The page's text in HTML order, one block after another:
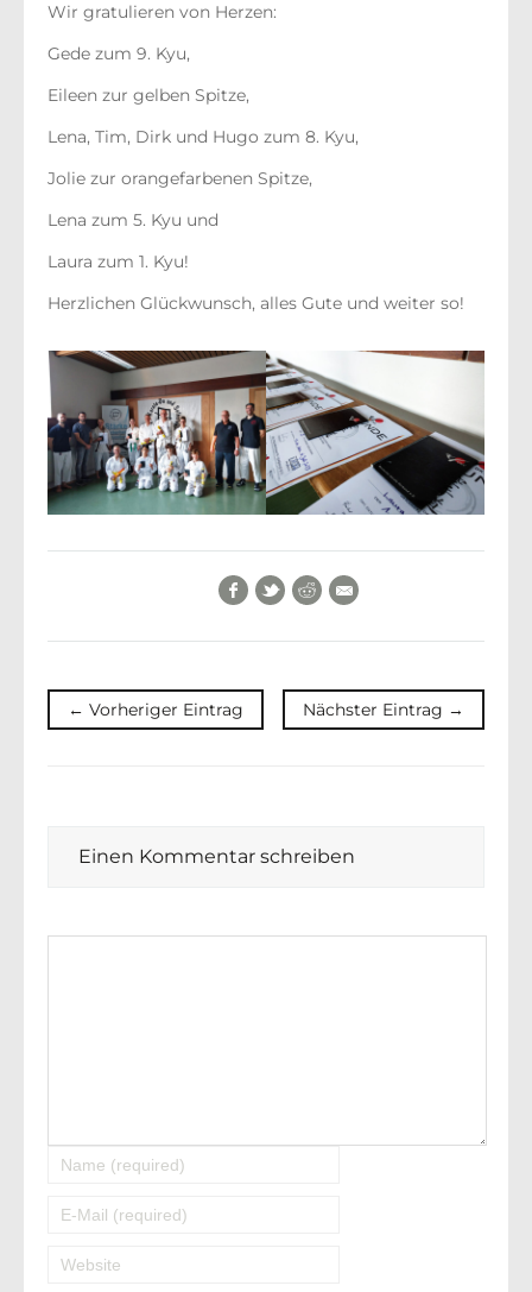
Wir gratulieren von Herzen:
Gede zum 9. Kyu,
Eileen zur gelben Spitze,
Lena, Tim, Dirk und Hugo zum 8. Kyu,
Jolie zur orangefarbenen Spitze,
Lena zum 5. Kyu und
Laura zum 1. Kyu!
Herzlichen Glückwunsch, alles Gute und weiter so!
Facebook
TwitterReddit
← Vorheriger Eintrag Nächster Eintrag →
Einen Kommentar schreiben